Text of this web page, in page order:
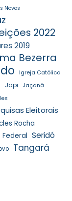
Novos
2022
2019
Bezerra
Igreja Católica
Japi Jaçanã
Eleitorais
Rocha
Federal Seridó
Tangará